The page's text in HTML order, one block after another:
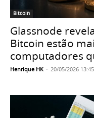
Bitcoin
Glassnode
Bitcoin estão
computadores
Henrique HK - 20/05/2026 13:45